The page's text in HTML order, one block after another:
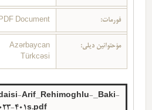
فورمات: Document
مؤحتوانین دیلی:
Azərbaycan
Türkcəsi
Arif_Rehimoghlu-_Baki-
401s.pdf